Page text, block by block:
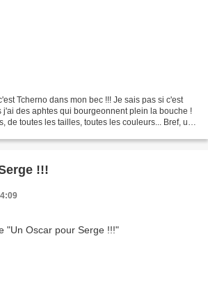
Tcherno dans mon bec !!! Je sais pas si c'est
j'ai des aphtes qui bourgeonnent plein la bouche !
de toutes les tailles, toutes les couleurs... Bref, un
!!!